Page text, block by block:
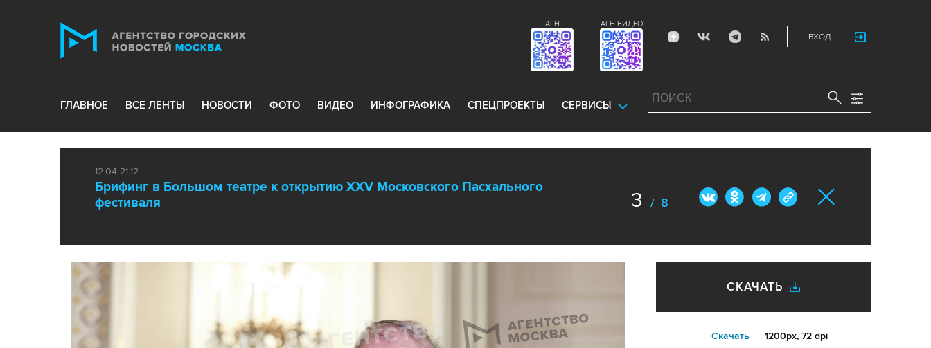
ВХОД
АГН ВИДЕО
АГН
ГЛАВНОЕ ВСЕ ЛЕНТЫ НОВОСТИ ФОТО ВИДЕО ИНФОГРАФИКА СПЕЦПРОЕКТЫ СЕРВИСЫ
12.04 21:12
Брифинг в Большом театре к открытию XXV Московского Пасхального
фестиваля
3 / 8
СКАЧАТЬ
Cкачать 1200px, 72 dpi